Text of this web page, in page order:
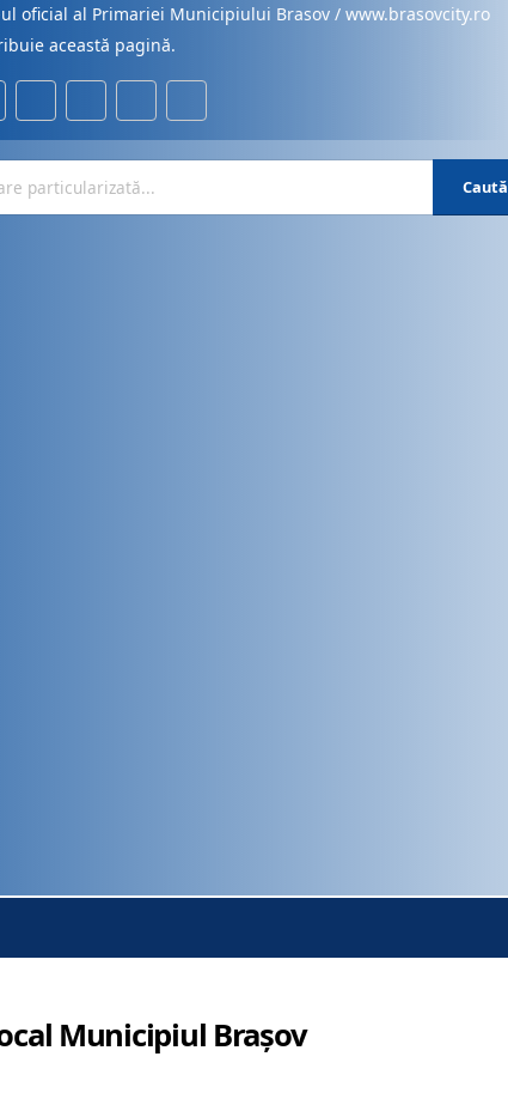
oficial al Primariei Municipiului Brasov / www.brasovcity.ro
această pagină.
Caută
Municipiul Brașov